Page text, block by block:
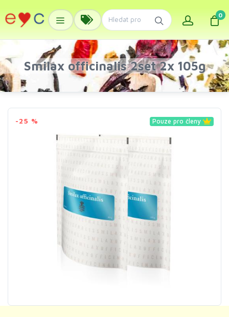
0
Smilax officinalis 2set 2x 105g
-25 % Pouze pro členy